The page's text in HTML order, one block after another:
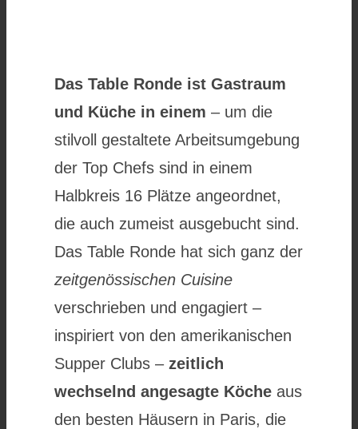
Das Table Ronde ist Gastraum
und Küche in einem – um die
stilvoll gestaltete Arbeitsumgebung
der Top Chefs sind in einem
Halbkreis 16 Plätze angeordnet,
die auch zumeist ausgebucht sind.
Das Table Ronde hat sich ganz der
zeitgenössischen Cuisine
verschrieben und engagiert –
inspiriert von den amerikanischen
Supper Clubs – zeitlich
wechselnd angesagte Köcheaus
den besten Häusern in Paris, die